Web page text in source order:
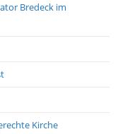
Bredeck im
Kirche